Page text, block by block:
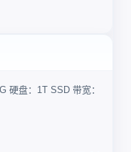
硬盘：1T SSD 带宽：